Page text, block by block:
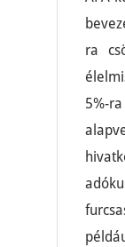
ra
5%-